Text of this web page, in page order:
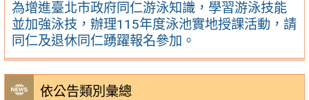
為增進臺北市政府同仁游泳知識，學習游泳技能
並加強泳技，辦理115年度泳池實地授課活動，請
同仁及退休同仁踴躍報名參加。
依公告類別彙總